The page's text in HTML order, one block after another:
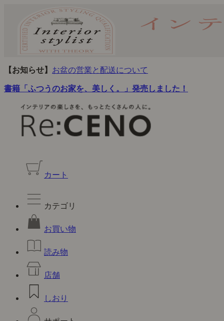
【お知らせ】 お盆の営業と配送について
書籍「ふつうのお家を、美しく。」発売しました！
カート
カテゴリ
お買い物
読み物
店舗
しおり